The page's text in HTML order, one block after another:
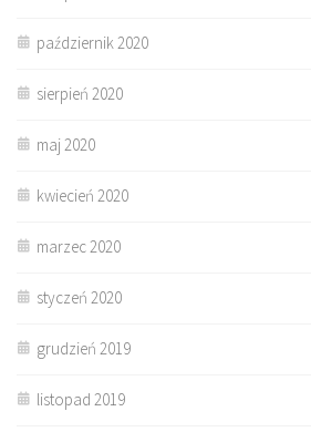
październik 2020
sierpień 2020
maj 2020
kwiecień 2020
marzec 2020
styczeń 2020
grudzień 2019
listopad 2019